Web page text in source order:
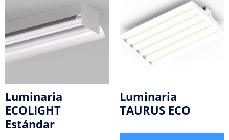
Luminaria
ECOLIGHT
Estándar
Luminaria
TAURUS ECO